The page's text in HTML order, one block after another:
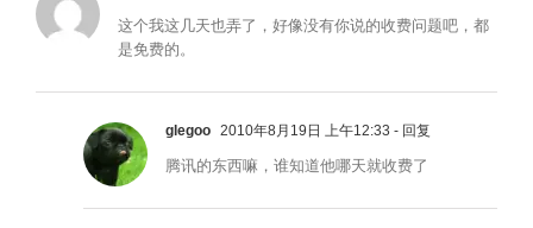
这个我这几天也弄了，好像没有你说的收费问题吧，都
是免费的。
glegoo 2010年8月19日 上午12:33 - 回复
腾讯的东西嘛，谁知道他哪天就收费了